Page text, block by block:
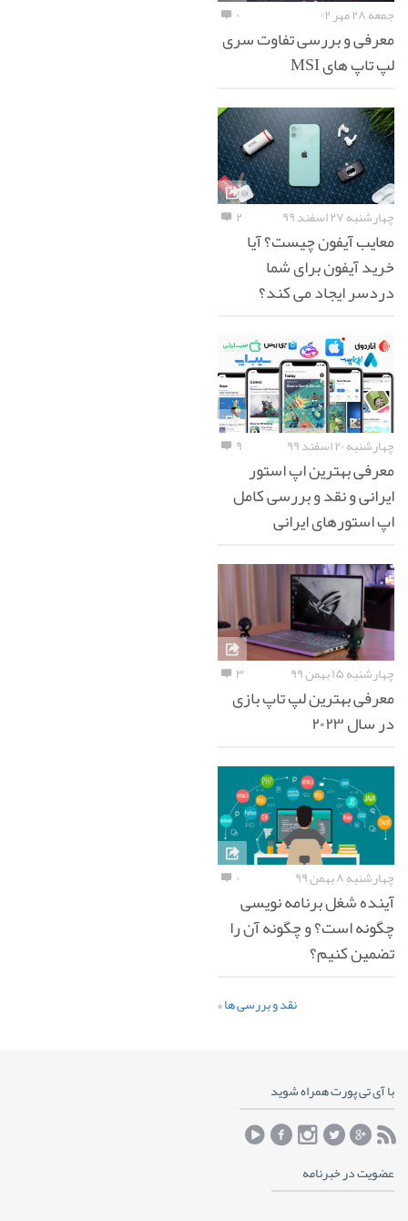
جمعه ۲۸ مهر ۰۲ ۰
معرفی و بررسی تفاوت سری
لپ تاپ های MSI
چهارشنبه ۲۷ اسفند ۹۹ ۲
معایب آیفون چیست؟ آیا
خرید آیفون برای شما
دردسر ایجاد می کند؟
چهارشنبه ۲۰ اسفند ۹۹ ۹
معرفی بهترین اپ استور
ایرانی و نقد و بررسی کامل
اپ استورهای ایرانی
چهارشنبه ۱۵ بهمن ۹۹ ۳
معرفی بهترین لپ تاپ بازی
در سال ۲۰۲۳
چهارشنبه ۸ بهمن ۹۹ ۰
آینده شغل برنامه نویسی
چگونه است؟ و چگونه آن را
تضمین کنیم؟
نقد و بررسی ها »
با آی تی پورت همراه شوید
عضویت در خبرنامه